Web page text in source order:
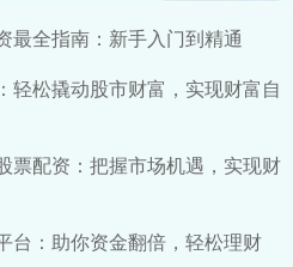
最全指南：新手入门到精通
轻松撬动股市财富，实现财富自
票配资：把握市场机遇，实现财
台：助你资金翻倍，轻松理财